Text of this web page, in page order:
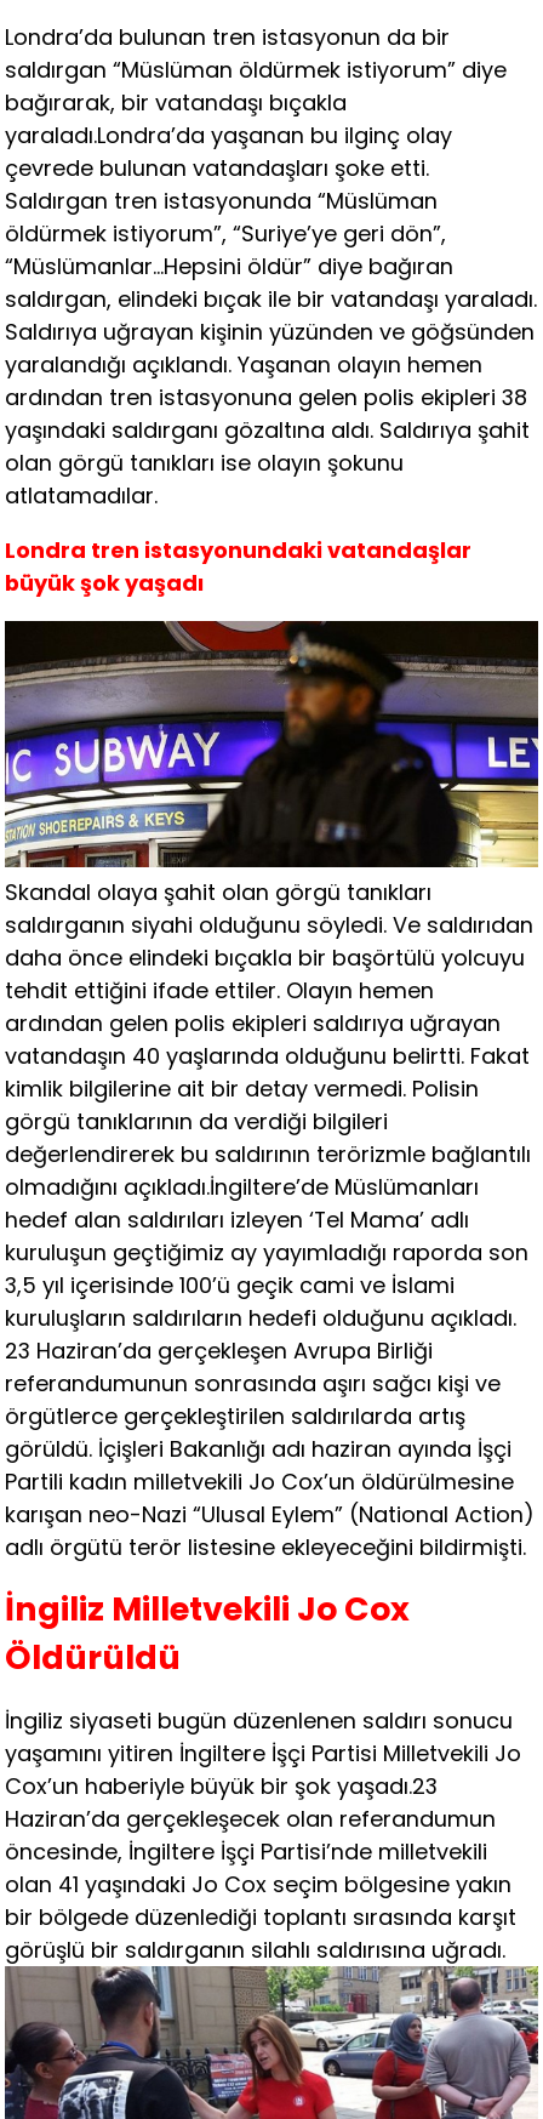
Londra’da bulunan tren istasyonun da bir
saldırgan “Müslüman öldürmek istiyorum” diye
bağırarak, bir vatandaşı bıçakla
yaraladı.Londra’da yaşanan bu ilginç olay
çevrede bulunan vatandaşları şoke etti.
Saldırgan tren istasyonunda “Müslüman
öldürmek istiyorum”, “Suriye’ye geri dön”,
“Müslümanlar…Hepsini öldür” diye bağıran
saldırgan, elindeki bıçak ile bir vatandaşı yaraladı.
Saldırıya uğrayan kişinin yüzünden ve göğsünden
yaralandığı açıklandı. Yaşanan olayın hemen
ardından tren istasyonuna gelen polis ekipleri 38
yaşındaki saldırganı gözaltına aldı. Saldırıya şahit
olan görgü tanıkları ise olayın şokunu
atlatamadılar.
Londra tren istasyonundaki vatandaşlar
büyük şok yaşadı
Skandal olaya şahit olan görgü tanıkları
saldırganın siyahi olduğunu söyledi. Ve saldırıdan
daha önce elindeki bıçakla bir başörtülü yolcuyu
tehdit ettiğini ifade ettiler. Olayın hemen
ardından gelen polis ekipleri saldırıya uğrayan
vatandaşın 40 yaşlarında olduğunu belirtti. Fakat
kimlik bilgilerine ait bir detay vermedi. Polisin
görgü tanıklarının da verdiği bilgileri
değerlendirerek bu saldırının terörizmle bağlantılı
olmadığını açıkladı.İngiltere’de Müslümanları
hedef alan saldırıları izleyen ‘Tel Mama’ adlı
kuruluşun geçtiğimiz ay yayımladığı raporda son
3,5 yıl içerisinde 100’ü geçik cami ve İslami
kuruluşların saldırıların hedefi olduğunu açıkladı.
23 Haziran’da gerçekleşen Avrupa Birliği
referandumunun sonrasında aşırı sağcı kişi ve
örgütlerce gerçekleştirilen saldırılarda artış
görüldü. İçişleri Bakanlığı adı haziran ayında İşçi
Partili kadın milletvekili Jo Cox’un öldürülmesine
karışan neo-Nazi “Ulusal Eylem” (National Action)
adlı örgütü terör listesine ekleyeceğini bildirmişti.
İngiliz Milletvekili Jo Cox
Öldürüldü
İngiliz siyaseti bugün düzenlenen saldırı sonucu
yaşamını yitiren İngiltere İşçi Partisi Milletvekili Jo
Cox’un haberiyle büyük bir şok yaşadı.23
Haziran’da gerçekleşecek olan referandumun
öncesinde, İngiltere İşçi Partisi’nde milletvekili
olan 41 yaşındaki Jo Cox seçim bölgesine yakın
bir bölgede düzenlediği toplantı sırasında karşıt
görüşlü bir saldırganın silahlı saldırısına uğradı.